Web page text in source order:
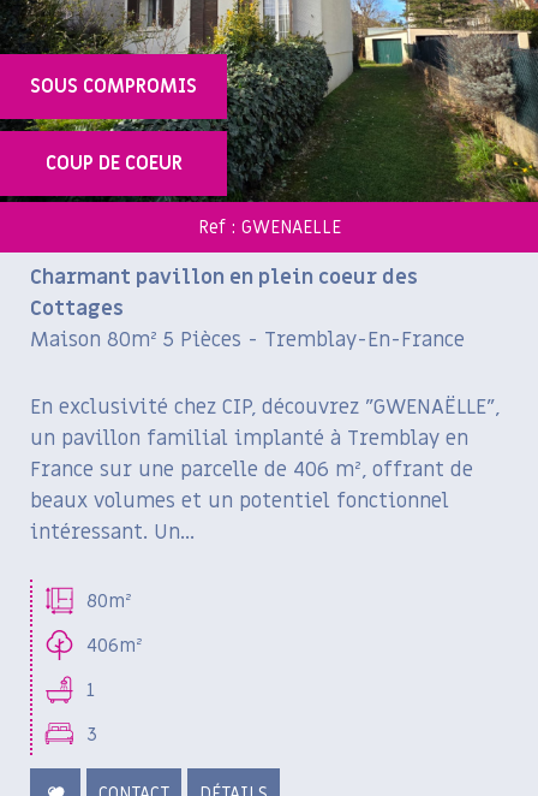
SOUS COMPROMIS
COUP DE COEUR
Ref : GWENAELLE
Charmant pavillon en plein coeur des
Cottages
Maison 80m² 5 Pièces - Tremblay-En-France
En exclusivité chez CIP, découvrez "GWENAËLLE",
un pavillon familial implanté à Tremblay en
France sur une parcelle de 406 m², offrant de
beaux volumes et un potentiel fonctionnel
intéressant. Un...
80m²
406m²
1
3